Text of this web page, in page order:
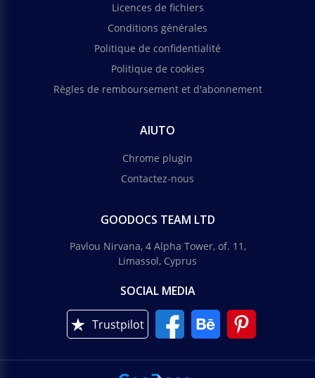
Licences de fichiers
Conditions générales
Politique de confidentialité
Politique de cookies
Règles de remboursement et d'abonnement
AIUTO
Chrome plugin
Contactez-nous
GOODOCS TEAM LTD
Pavlou Nirvana, 4 Alpha Tower, of. 11,
Limassol, Cyprus
SOCIAL MEDIA
Trustpilot